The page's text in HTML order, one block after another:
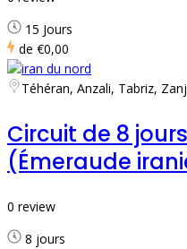
15 Jours
de €0,00
Téhéran, Anzali, Tabriz,
Circuit de 8
(Émeraude
0 review
8 jours